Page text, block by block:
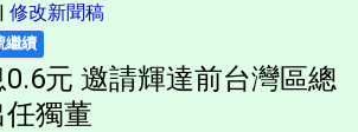
修改新聞稿
元 邀請輝達前台灣區總
獨董